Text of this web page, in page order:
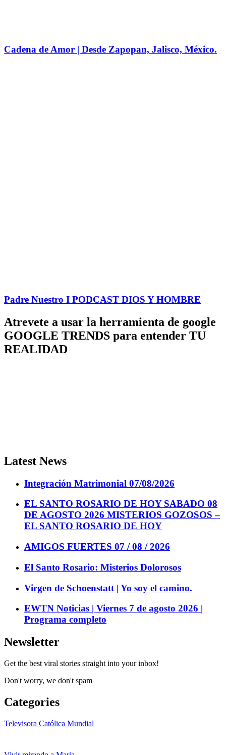
Cadena de Amor | Desde Zapopan, Jalisco, México.
Padre Nuestro I PODCAST DIOS Y HOMBRE
Atrevete a usar la herramienta de google
GOOGLE TRENDS para entender TU
REALIDAD
Latest News
Integración Matrimonial 07/08/2026
EL SANTO ROSARIO DE HOY SABADO 08
DE AGOSTO 2026 MISTERIOS GOZOSOS –
EL SANTO ROSARIO DE HOY
AMIGOS FUERTES 07 / 08 / 2026
El Santo Rosario: Misterios Dolorosos
Virgen de Schoenstatt | Yo soy el camino.
EWTN Noticias | Viernes 7 de agosto 2026 |
Programa completo
Newsletter
Get the best viral stories straight into your inbox!
Don't worry, we don't spam
Categories
Televisora Católica Mundial